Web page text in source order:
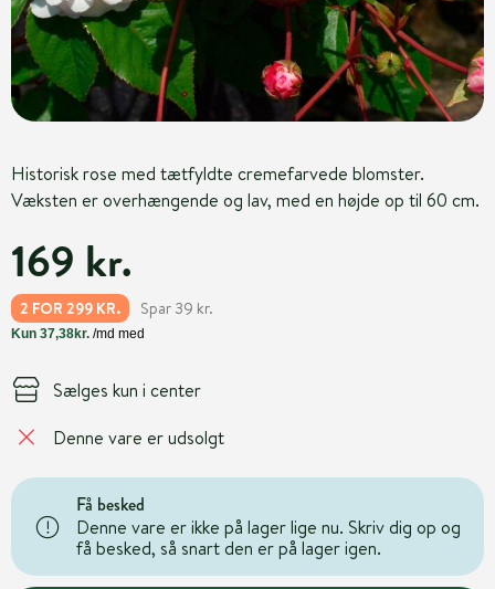
Historisk rose med tætfyldte cremefarvede blomster.
Væksten er overhængende og lav, med en højde op til 60 cm.
169 kr.
2 FOR 299 KR. Spar 39 kr.
Sælges kun i center
Denne vare er udsolgt
Få besked
Denne vare er ikke på lager lige nu. Skriv dig op og
få besked, så snart den er på lager igen.